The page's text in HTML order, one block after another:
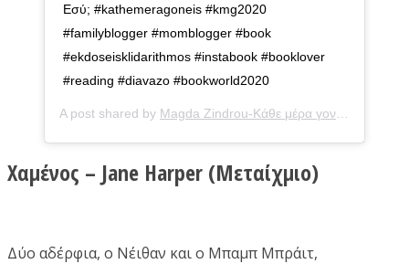
Εσύ; #kathemeragoneis #kmg2020
#familyblogger #momblogger #book
#ekdoseisklidarithmos #instabook #booklover
#reading #diavazo #bookworld2020
A post shared by Magda Zindrou-Κάθε μέρα γονείς
Χαμένος – Jane Harper (Μεταίχμιο)
Δύο αδέρφια, ο Νέιθαν και ο Μπαμπ Μπράιτ,